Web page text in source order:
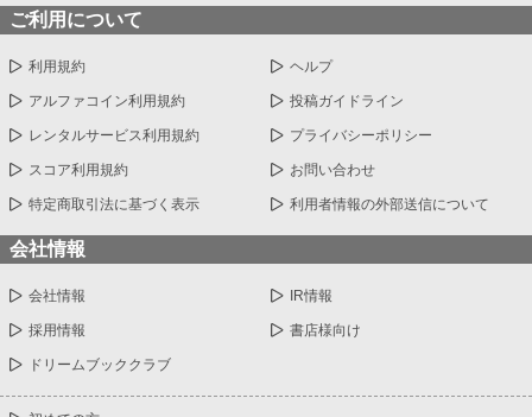
ご利用について
利用規約 ヘルプ
アルファコイン利用規約 投稿ガイドライン
レンタルサービス利用規約 プライバシーポリシー
スコア利用規約 お問い合わせ
特定商取引法に基づく表示 利用者情報の外部送信について
会社情報
会社情報 IR情報
採用情報 書店様向け
ドリームブッククラブ